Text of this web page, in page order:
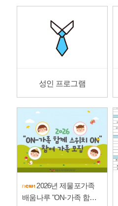
성인 프로그램
배움나루 "ON-가족 함께